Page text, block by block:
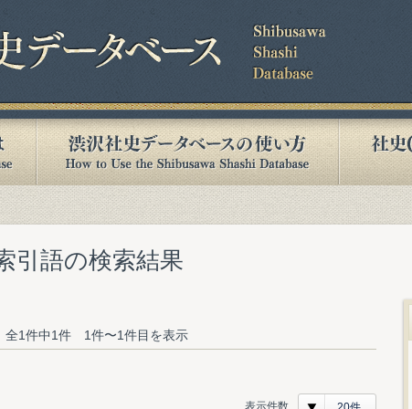
引語の検索結果
全1件中1件 1件〜1件目を表示
表示件数